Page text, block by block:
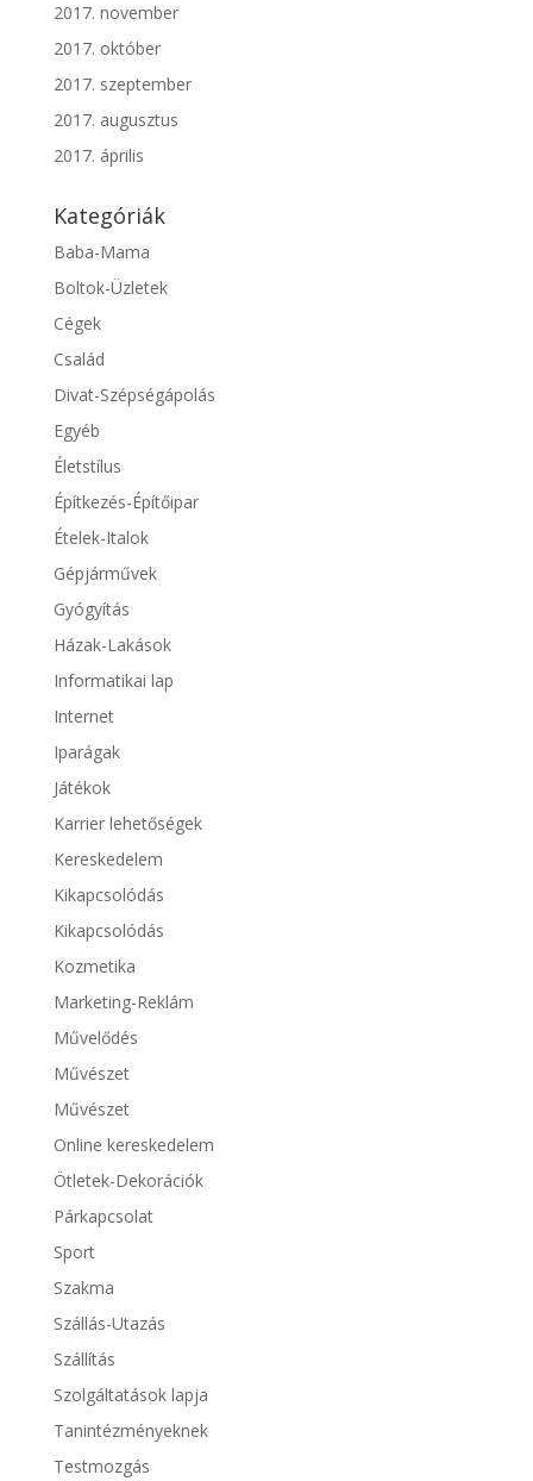
2017. november
2017. október
2017. szeptember
2017. augusztus
2017. április
Kategóriák
Baba-Mama
Boltok-Üzletek
Cégek
Család
Divat-Szépségápolás
Egyéb
Életstílus
Építkezés-Építőipar
Ételek-Italok
Gépjárművek
Gyógyítás
Házak-Lakások
Informatikai lap
Internet
Iparágak
Játékok
Karrier lehetőségek
Kereskedelem
Kikapcsolódás
Kikapcsolódás
Kozmetika
Marketing-Reklám
Művelődés
Művészet
Művészet
Online kereskedelem
Ötletek-Dekorációk
Párkapcsolat
Sport
Szakma
Szállás-Utazás
Szállítás
Szolgáltatások lapja
Tanintézményeknek
Testmozgás